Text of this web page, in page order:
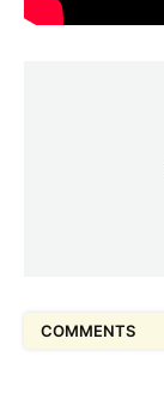
COMMENTS